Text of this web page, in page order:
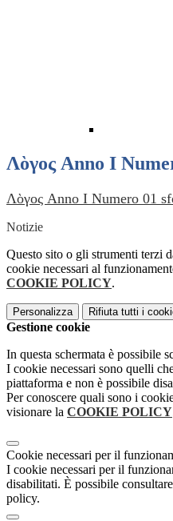
Λὸγος Anno I
Λὸγος Anno I Numero 01
Notizie
Questo sito o gli strumenti terzi
cookie necessari al
COOKIE POLICY.
Personalizza Rifiuta tutti i
Gestione cookie
In questa schermata è possibile
I cookie necessari sono quelli
piattaforma e non è possibile
Per conoscere quali sono i
visionare la COOKIE POLICY
Cookie necessari per il
I cookie necessari per il
disabilitati. È possibile
policy.